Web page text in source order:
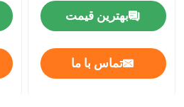
بهترین قیمت
تماس با ما